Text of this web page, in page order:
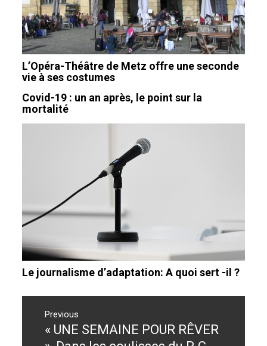
L’Opéra-Théâtre de Metz offre une seconde
vie à ses costumes
Covid-19 : un an après, le point sur la
mortalité
Le journalisme d’adaptation: A quoi sert -il ?
Navigation
l’article
Previous
Previous
post:
« UNE SEMAINE POUR RÊVER